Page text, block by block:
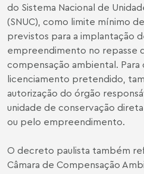
do Sistema Nacional de
(SNUC), como limite mínimo
previstos para a implantação
empreendimento no repasse
compensação ambiental. Para
licenciamento pretendido,
autorização do órgão
unidade de conservação
ou pelo empreendimento.
O decreto paulista também
Câmara de Compensação